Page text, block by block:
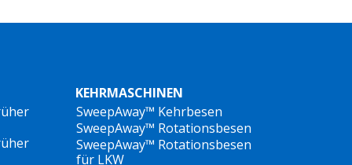
KEHRMASCHINEN
SweepAway™ Kehrbesen
SweepAway™ Rotationsbesen
SweepAway™ Rotationsbesen
für LKW